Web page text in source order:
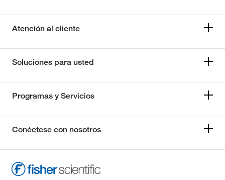
Atención al cliente
Soluciones para usted
Programas y Servicios
Conéctese con nosotros